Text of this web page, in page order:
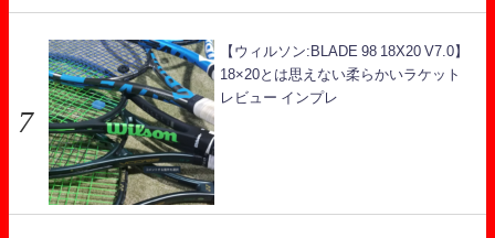
【ウィルソン:BLADE 98 18X20 V7.0】
18×20とは思えない柔らかいラケット
レビュー インプレ